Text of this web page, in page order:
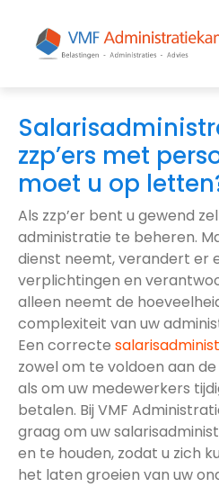
zzp’ers met
moet u op
Als zzp’er bent u gewend
administratie te beheren.
dienst neemt, verandert er
verplichtingen en
alleen neemt de
complexiteit van uw
Een correcte
zowel om te voldoen aan
als om uw medewerkers
betalen. Bij VMF
graag om uw
en te houden, zodat u zich
het laten groeien van uw